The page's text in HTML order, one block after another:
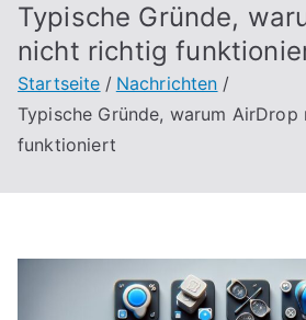
Typische Gründe,
nicht richtig
Startseite
Nachrichten
Typische Gründe, warum
funktioniert